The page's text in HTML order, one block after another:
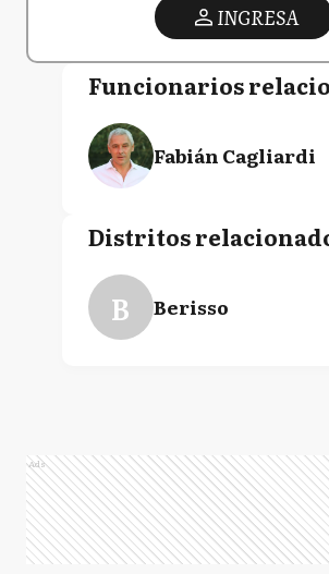
INGRESA
Funcionarios
Fabián Cagliardi
Distritos
B Berisso
Ads